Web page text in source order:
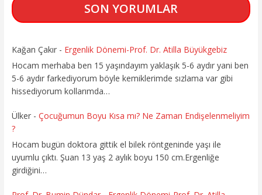
SON YORUMLAR
Kağan Çakır- Ergenlik Dönemi-Prof. Dr. Atilla Büyükgebiz
Hocam merhaba ben 15 yaşındayım yaklaşık 5-6 aydır yani ben
5-6 aydır farkediyorum böyle kemiklerimde sızlama var gibi
hissediyorum kollarımda…
Ülker- Çocuğumun Boyu Kısa mı? Ne Zaman Endişelenmeliyim
?
Hocam bugün doktora gittik el bilek röntgeninde yaşı ile
uyumlu çıktı. Şuan 13 yaş 2 aylık boyu 150 cm.Ergenliğe
girdiğini…